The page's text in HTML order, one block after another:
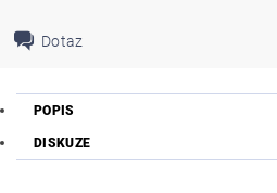
Dotaz
POPIS
DISKUZE